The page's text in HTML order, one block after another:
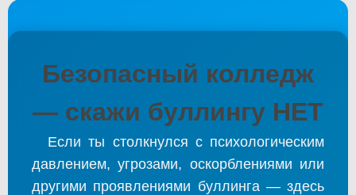
Безопасный колледж
— скажи буллингу НЕТ
Если ты столкнулся с психологическим
давлением, угрозами, оскорблениями или
другими проявлениями буллинга — здесь